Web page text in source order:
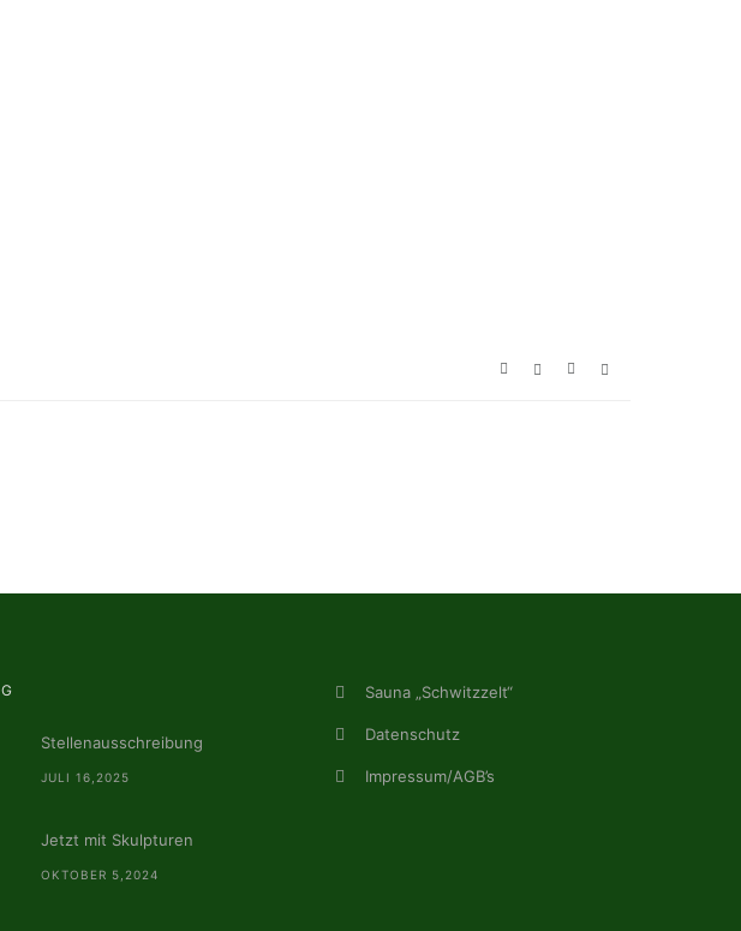
Stellenausschreibung
JULI 16,2025
Jetzt mit Skulpturen
OKTOBER 5,2024
Sauna „Schwitzzelt“
Datenschutz
Impressum/AGB’s